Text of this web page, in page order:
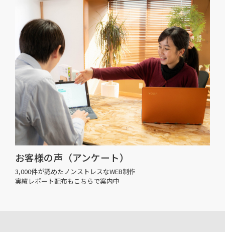
お客様の声（アンケート）
3,000件が認めたノンストレスなWEB制作
実績レポート配布もこちらで案内中